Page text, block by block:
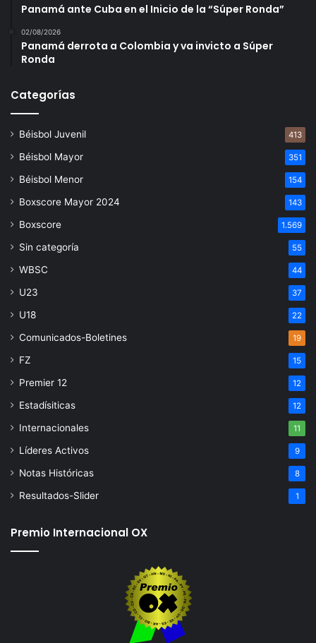
Panamá ante Cuba en el Inicio de la “Súper Ronda”
02/08/2026
Panamá derrota a Colombia y va invicto a Súper
Ronda
Categorías
Béisbol Juvenil 413
Béisbol Mayor 351
Béisbol Menor 154
Boxscore Mayor 2024 143
Boxscore 1.569
Sin categoría 55
WBSC 44
U23 37
U18 22
Comunicados-Boletines 19
FZ 15
Premier 12 12
Estadísiticas 12
Internacionales 11
Líderes Activos 9
Notas Históricas 8
Resultados-Slider 1
Premio Internacional OX